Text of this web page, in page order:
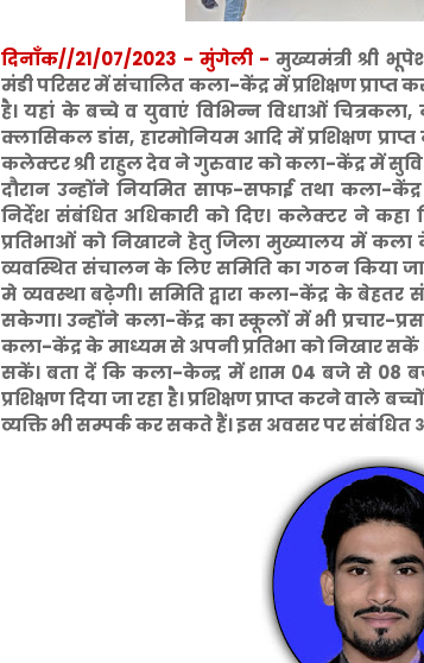
दिनाँक//21/07/2023 - मुंगेली -मुख्यमंत्री श्री
मंडी परिसर में संचालित कला-केंद्र में प्रशिक्षण प्राप्त
है। यहां के बच्चे व युवाएं विभिन्न विधाओं
क्लासिकल डांस, हारमोनियम आदि में प्रशिक्षण
कलेक्टर श्री राहुल देव ने गुरुवार को कला-केंद्र में
दौरान उन्होंने नियमित साफ-सफाई तथा कला-
निर्देश संबंधित अधिकारी को दिए। कलेक्टर ने
प्रतिभाओं को निखारने हेतु जिला मुख्यालय में कला
व्यवस्थित संचालन के लिए समिति का गठन किया
मे व्यवस्था बढ़ेगी। समिति द्वारा कला-केंद्र के
सकेगा। उन्होंने कला-केंद्र का स्कूलों में भी प्रचार-
कला-केंद्र के माध्यम से अपनी प्रतिभा को निखार
सकें। बता दें कि कला-केन्द्र में शाम 04 बजे से 08 बजे
प्रशिक्षण दिया जा रहा है। प्रशिक्षण प्राप्त करने
व्यक्ति भी सम्पर्क कर सकते हैं। इस अवसर पर संबंधित